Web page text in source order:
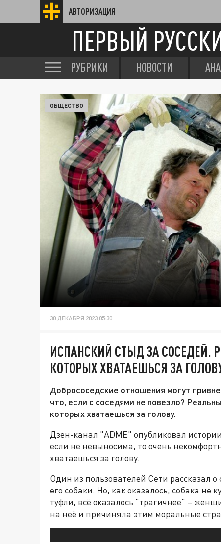
АВТОРИЗАЦИЯ
ПЕРВЫЙ
РУБРИКИ НОВОСТИ
ОБЩЕСТВО
30 ДЕКАБРЯ 2023 05:30
ИСПАНСКИЙ СТЫД ЗА СОСЕДЕЙ.
КОТОРЫХ ХВАТАЕШЬСЯ ЗА
Добрососедские отношения могут
что, если с соседями не повезло?
которых хватаешься за голову.
Дзен-канал "ADME" опубликовал
если не невыносима, то очень
хватаешься за голову.
Один из пользователей Сети рассказал о
его собаки. Но, как оказалось, собака не
туфли, всё оказалось "трагичнее" –
на неё и причиняла этим моральные